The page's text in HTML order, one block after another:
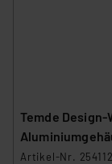
Temde Design-
Artikel-Nr. 254112